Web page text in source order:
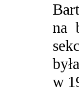
na
w